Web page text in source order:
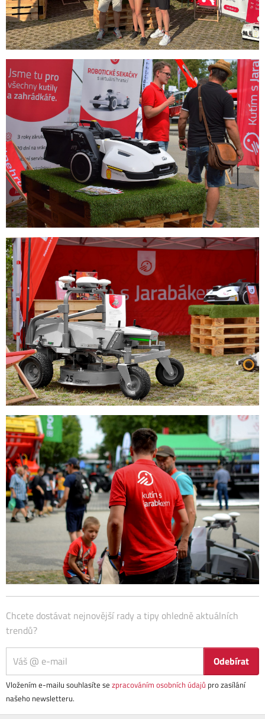
Chcete dostávat nejnovější rady a tipy ohledně aktuálních
trendů?
Odebírat
Vložením e-mailu souhlasíte se zpracováním osobních údajů pro zasílání
našeho newsletteru.